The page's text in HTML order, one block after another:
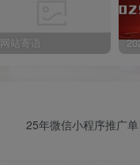
网站寄语
25年微信小程序推广